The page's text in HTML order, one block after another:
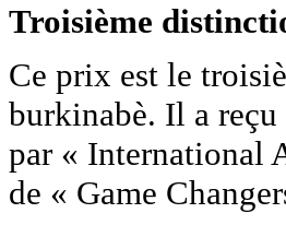
Troisième
Ce prix est le
burkinabè. Il a
par « International
de « Game